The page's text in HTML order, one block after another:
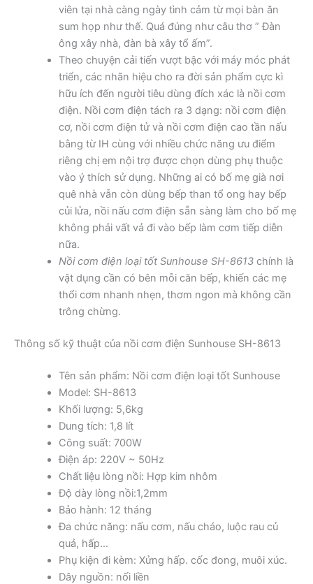
viên tại nhà càng ngày tình cảm từ mọi bàn ăn
sum họp như thế. Quá đúng như câu thơ ” Đàn
ông xây nhà, đàn bà xây tổ ấm”.
Theo chuyện cải tiến vượt bậc với máy móc phát
triển, các nhãn hiệu cho ra đời sản phẩm cực kì
hữu ích đến người tiêu dùng đích xác là nồi cơm
điện. Nồi cơm điện tách ra 3 dạng: nồi cơm điện
cơ, nồi cơm điện tử và nồi cơm điện cao tần nấu
bằng từ IH cùng với nhiều chức năng ưu điểm
riêng chị em nội trợ được chọn dùng phụ thuộc
vào ý thích sử dụng. Những ai có bố mẹ già nơi
quê nhà vẫn còn dùng bếp than tổ ong hay bếp
củi lửa, nồi nấu cơm điện sẵn sàng làm cho bố mẹ
không phải vất vả đi vào bếp làm cơm tiếp diễn
nữa.
Nồi cơm điện loại tốt Sunhouse SH-8613chính là
vật dụng cần có bên mỗi căn bếp, khiến các mẹ
thổi cơm nhanh nhẹn, thơm ngon mà không cần
trông chừng.
Thông số kỹ thuật của nồi cơm điện Sunhouse SH-8613
Tên sản phẩm: Nồi cơm điện loại tốt Sunhouse
Model: SH-8613
Khối lượng: 5,6kg
Dung tích: 1,8 lít
Công suất: 700W
Điện áp: 220V ~ 50Hz
Chất liệu lòng nồi: Hợp kim nhôm
Độ dày lòng nồi:1,2mm
Bảo hành: 12 tháng
Đa chức năng: nấu cơm, nấu cháo, luộc rau củ
quả, hấp…
Phụ kiện đi kèm: Xửng hấp. cốc đong, muôi xúc.
Dây nguồn: nối liền